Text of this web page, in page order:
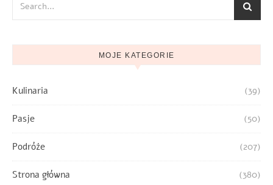
MOJE KATEGORIE
Kulinaria (39)
Pasje (50)
Podróże (207)
Strona główna (380)